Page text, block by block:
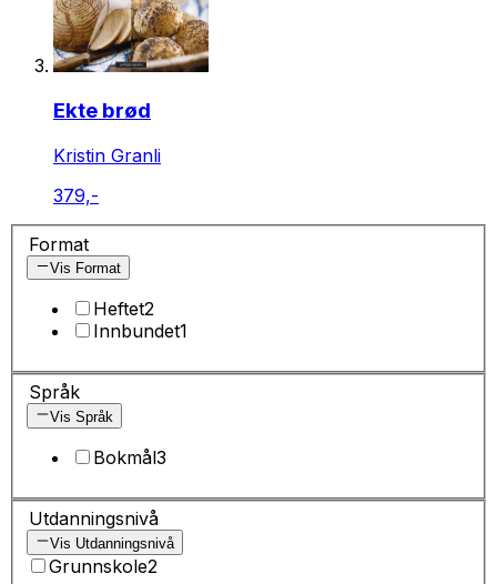
Ekte brød
Kristin Granli
379,-
Format
Vis Format
Heftet2
Innbundet1
Språk
Vis Språk
Bokmål3
Utdanningsnivå
Vis Utdanningsnivå
Grunnskole2